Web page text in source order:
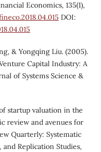
Economics, 135(1),
DOI:
& Yongqing Liu. (2005).
Capital Industry: A
of Systems Science &
startup valuation in the
review and avenues for
Quarterly: Systematic
Replication Studies,